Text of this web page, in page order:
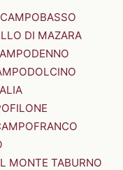
CAMPOBASSO
DI MAZARA
MONTE TABURNO